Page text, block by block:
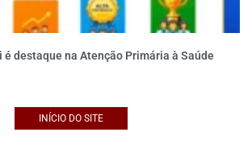
é destaque na Atenção Primária à Saúde
INÍCIO DO SITE